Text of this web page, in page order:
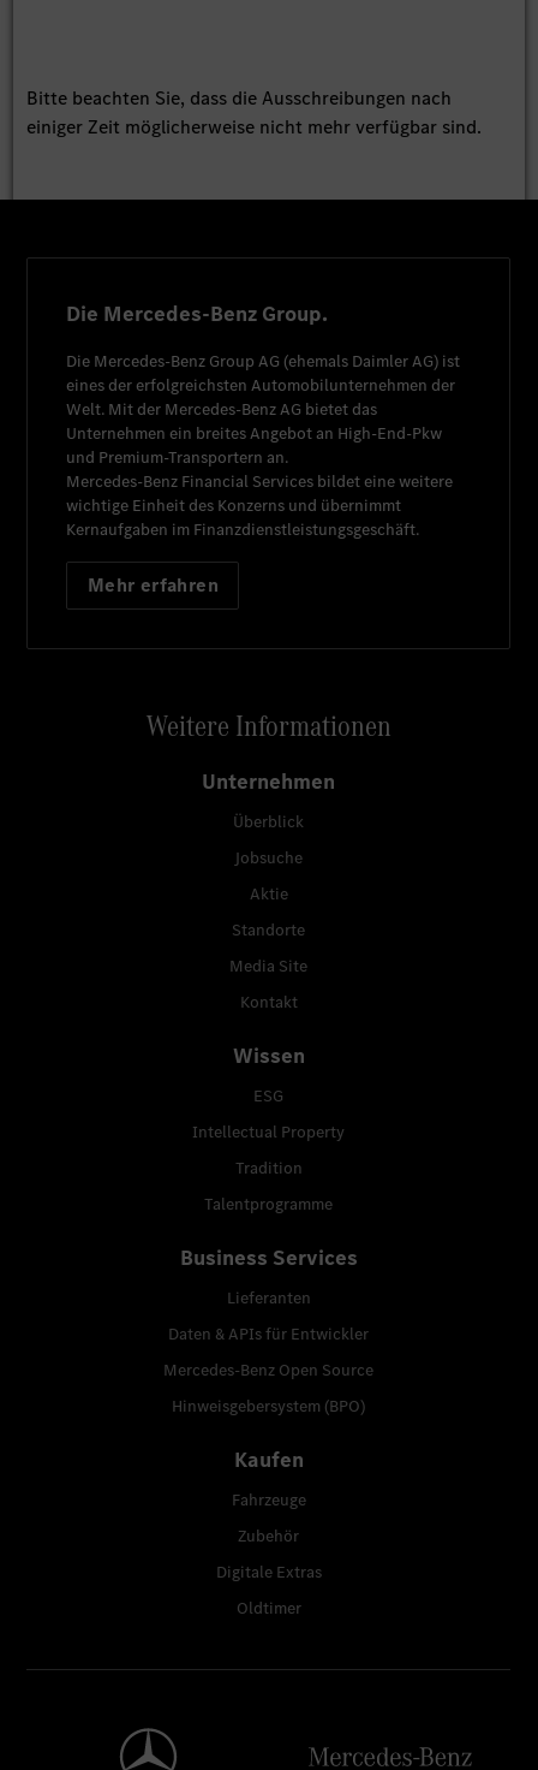
Bitte beachten Sie, dass die Ausschreibungen nach
einiger Zeit möglicherweise nicht mehr verfügbar sind.
Die Mercedes-Benz Group.
Die Mercedes-Benz Group AG (ehemals Daimler AG) ist
eines der erfolgreichsten Automobilunternehmen der
Welt. Mit der Mercedes-Benz AG bietet das
Unternehmen ein breites Angebot an High-End-Pkw
und Premium-Transportern an.
Mercedes-Benz Financial Services bildet eine weitere
wichtige Einheit des Konzerns und übernimmt
Kernaufgaben im Finanzdienstleistungsgeschäft.
Mehr erfahren
Weitere Informationen
Unternehmen
Überblick
Jobsuche
Aktie
Standorte
Media Site
Kontakt
Wissen
ESG
Intellectual Property
Tradition
Talentprogramme
Business Services
Lieferanten
Daten & APIs für Entwickler
Mercedes-Benz Open Source
Hinweisgebersystem (BPO)
Kaufen
Fahrzeuge
Zubehör
Digitale Extras
Oldtimer